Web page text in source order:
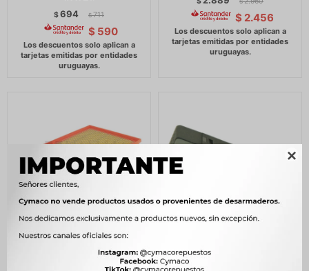

$694 $ 711
$ 590
$
$ 2.456
FILTRO AIRE FORD RANGER
2.0 BITURBO 2019/
BULBO INTERRUPTOR
HYUNDAI FRENO HYUNDAI